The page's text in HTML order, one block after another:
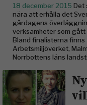
18 december 2015 Det
nära att erhålla det
gårdagens
verksamheter som
Bland finalisterna finns
Arbetsmiljöverket,
Norrbottens läns